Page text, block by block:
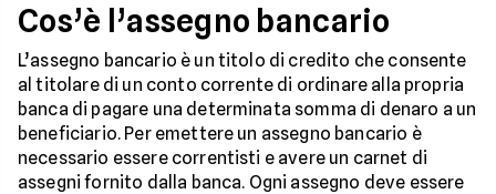
Cos’è l’assegno bancario
L’assegno bancario è un titolo di credito che consente
al titolare di un conto corrente di ordinare alla propria
banca di pagare una determinata somma di denaro a un
beneficiario. Per emettere un assegno bancario è
necessario essere correntisti e avere un carnet di
assegni fornito dalla banca. Ogni assegno deve essere